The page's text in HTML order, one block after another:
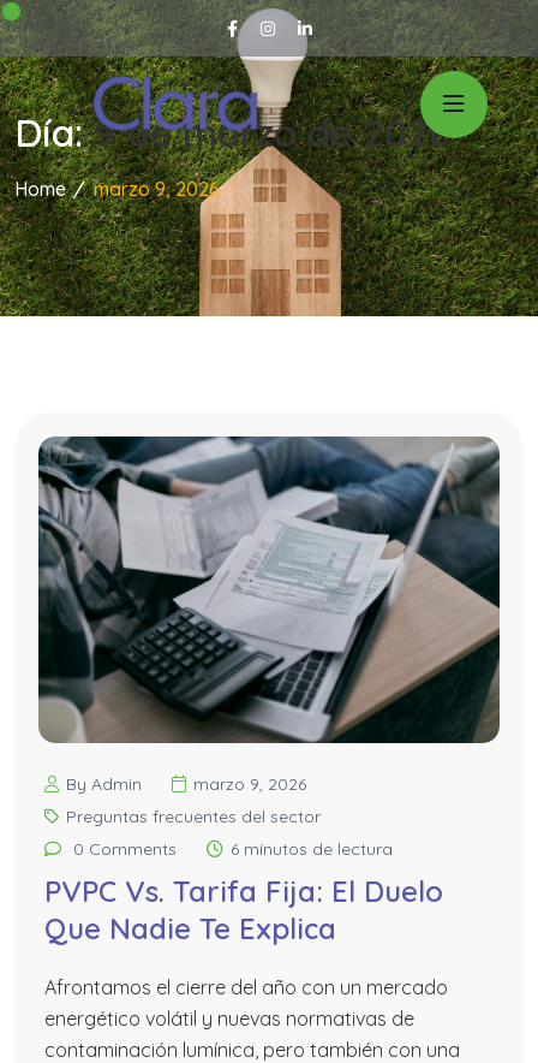
Día:9 de marzo de 2026
Home marzo 9, 2026
By Admin
marzo 9, 2026
Preguntas frecuentes del sector
0 Comments
6 mínutos de lectura
PVPC Vs. Tarifa Fija: El Duelo
Que Nadie Te Explica
Afrontamos el cierre del año con un mercado
energético volátil y nuevas normativas de
contaminación lumínica, pero también con una